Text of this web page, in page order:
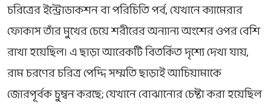
চরিত্রের ইন্ট্রোডাকশন বা পরিচিতি পর্ব, যেখানে ক্যামেরার
ফোকাস তাঁর মুখের চেয়ে শরীরের অন্যান্য অংশের ওপর বেশি
রাখা হয়েছিল। এ ছাড়া আরেকটি বিতর্কিত দৃশ্যে দেখা যায়,
রাম চরণের চরিত্র পেদ্দি সম্মতি ছাড়াই আচিয়ামাকে
জোরপূর্বক চুম্বন করছে; যেখানে বোঝানোর চেষ্টা করা হয়েছিল